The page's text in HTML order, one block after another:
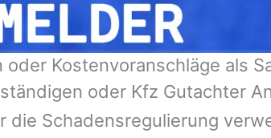
Kostenvoranschläge als
oder Kfz Gutachter
die Schadensregulierung